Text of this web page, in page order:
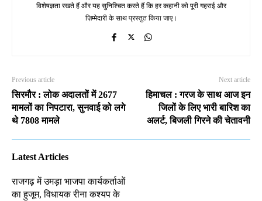
विशेषज्ञता रखते हैं और यह सुनिश्चित करते हैं कि हर कहानी को पूरी गहराई और
ज़िम्मेदारी के साथ प्रस्तुत किया जाए।
Previous article
सिरमौर : लोक अदालतों में 2677
मामलों का निपटारा, सुनवाई को लगे
थे 7808 मामले
Next article
हिमाचल : गरज के साथ आज इन
जिलों के लिए भारी बारिश का
अलर्ट, बिजली गिरने की चेतावनी
Latest Articles
राजगढ़ में उमड़ा भाजपा कार्यकर्ताओं
का हुजूम, विधायक रीना कश्यप के